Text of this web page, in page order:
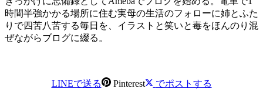
時間半強かかる場所に住む実母の生活のフォローに姉とふた
りで四苦八苦する毎日を、イラストと笑いと毒をほんのり混
ぜながらブログに綴る。
LINEで送る Pinterest でポストする